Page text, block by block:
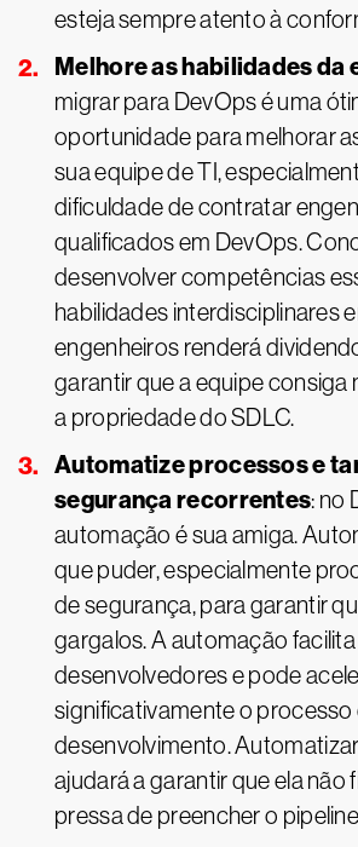
esteja sempre atento à
Melhore as habilidades da
migrar para DevOps é uma
oportunidade para melhorar
sua equipe de TI,
dificuldade de contratar
qualificados em DevOps.
desenvolver competências
habilidades interdisciplinares
engenheiros renderá
garantir que a equipe consiga
a propriedade do SDLC.
Automatize processos e
segurança recorrentes: no
automação é sua amiga.
que puder, especialmente
de segurança, para garantir
gargalos. A automação
desenvolvedores e pode
significativamente o processo
desenvolvimento.
ajudará a garantir que ela não
pressa de preencher o